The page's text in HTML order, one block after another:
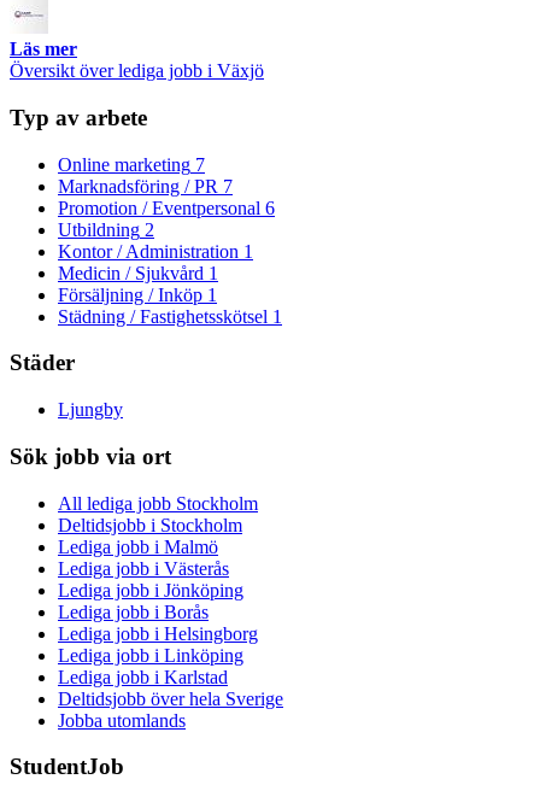
Läs mer
Översikt över lediga jobb i Växjö
Typ av arbete
Online marketing 7
Marknadsföring / PR 7
Promotion / Eventpersonal 6
Utbildning 2
Kontor / Administration 1
Medicin / Sjukvård 1
Försäljning / Inköp 1
Städning / Fastighetsskötsel 1
Städer
Ljungby
Sök jobb via ort
All lediga jobb Stockholm
Deltidsjobb i Stockholm
Lediga jobb i Malmö
Lediga jobb i Västerås
Lediga jobb i Jönköping
Lediga jobb i Borås
Lediga jobb i Helsingborg
Lediga jobb i Linköping
Lediga jobb i Karlstad
Deltidsjobb över hela Sverige
Jobba utomlands
StudentJob